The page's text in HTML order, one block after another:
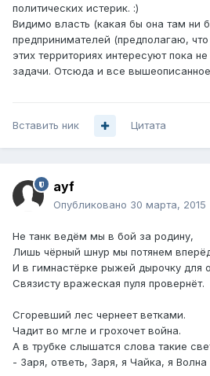
политических истерик. :)
Видимо власть (какая бы она там ни
предпринимателей (предполагаю,
этих территориях интересуют пока
задачи. Отсюда и все
Вставить ник Цитата
ayf
Опубликовано 30 марта, 2015
Не танк ведём мы в бой за родину,
Лишь чёрный шнур мы потянем
И в гимнастёрке рыжей дырочку для
Связисту вражеская пуля провернёт.
Сгоревший лес чернеет ветками.
Чадит во мгле и грохочет война.
А в трубке слышатся слова такие
- Заря, ответь, Заря, я Чайка, я Волна